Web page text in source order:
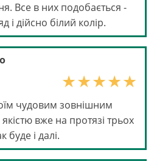
Все в них подобається -
і дійсно білий колір.
чудовим зовнішним
вже на протязі трьох
буде і далі.